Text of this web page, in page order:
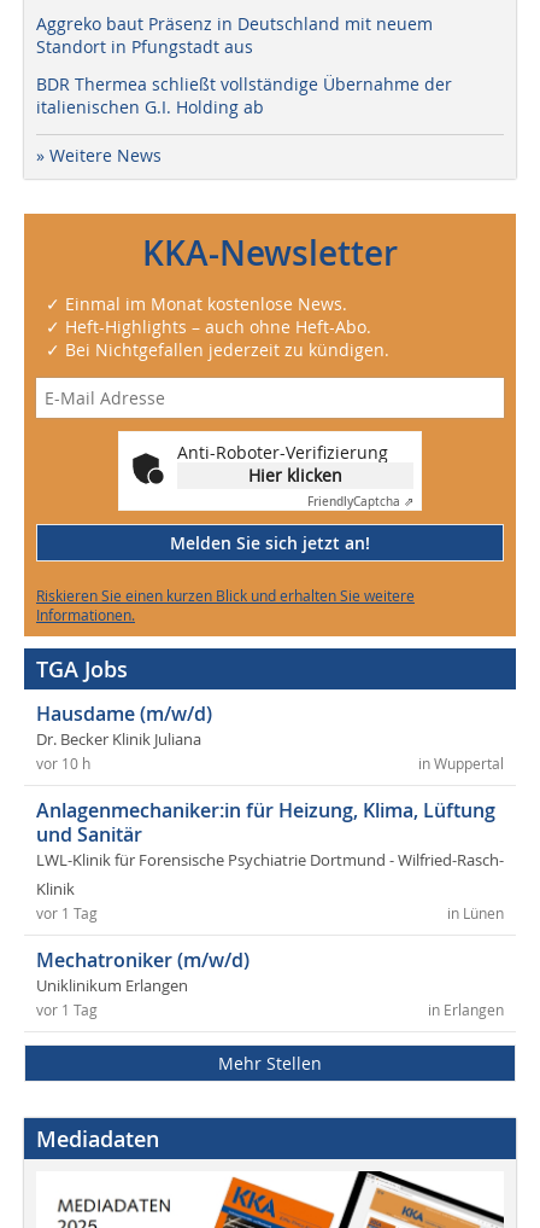
Aggreko baut Präsenz in Deutschland mit neuem
Standort in Pfungstadt aus
BDR Thermea schließt vollständige Übernahme der
italienischen G.I. Holding ab
» Weitere News
KKA-Newsletter
✓ Einmal im Monat kostenlose News.
✓ Heft-Highlights – auch ohne Heft-Abo.
✓ Bei Nichtgefallen jederzeit zu kündigen.
Anti-Roboter-Verifizierung
Hier klicken
FriendlyCaptcha ⇗
Melden Sie sich jetzt an!
Riskieren Sie einen kurzen Blick und erhalten Sie weitere
Informationen.
TGA Jobs
Hausdame (m/w/d)
Dr. Becker Klinik Juliana
in Wuppertal
vor 10 h
Anlagenmechaniker:in für Heizung, Klima, Lüftung
und Sanitär
LWL-Klinik für Forensische Psychiatrie Dortmund - Wilfried-Rasch-
Klinik
in Lünen
vor 1 Tag
Mechatroniker (m/w/d)
Uniklinikum Erlangen
in Erlangen
vor 1 Tag
Mehr Stellen
Mediadaten